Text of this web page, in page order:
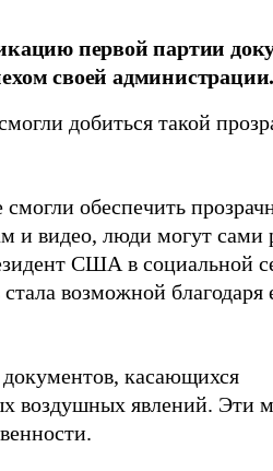
первой партии
своей администрации.
добиться такой
обеспечить
и видео, люди могут сами
США в социальной
возможной благодаря
касающихся
воздушных явлений. Эти